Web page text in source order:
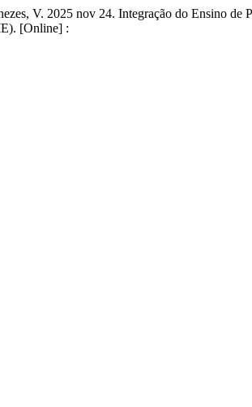
V. 2025 nov 24. Integração do Ensino de
[Online] :